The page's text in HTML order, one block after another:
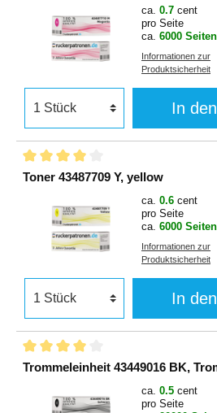
ca. 0.7 cent
pro Seite
ca. 6000 Seiten
Informationen zur
Produktsicherheit
In
Toner 43487709 Y, yellow
ca. 0.6 cent
pro Seite
ca. 6000 Seiten
Informationen zur
Produktsicherheit
In
ca. 0.5 cent
pro Seite